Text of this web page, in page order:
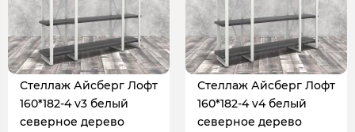
Стеллаж Айсберг Лофт
160*182-4 v3 белый
северное дерево
Стеллаж Айсберг Лофт
160*182-4 v4 белый
северное дерево